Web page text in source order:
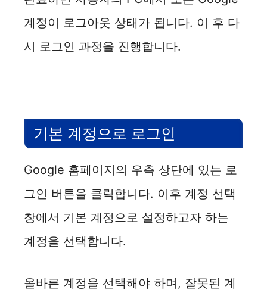
계정이 로그아웃 상태가 됩니다. 이 후 다
시 로그인 과정을 진행합니다.
기본 계정으로 로그인
Google 홈페이지의 우측 상단에 있는 로
그인 버튼을 클릭합니다. 이후 계정 선택
창에서 기본 계정으로 설정하고자 하는
계정을 선택합니다.
올바른 계정을 선택해야 하며, 잘못된 계